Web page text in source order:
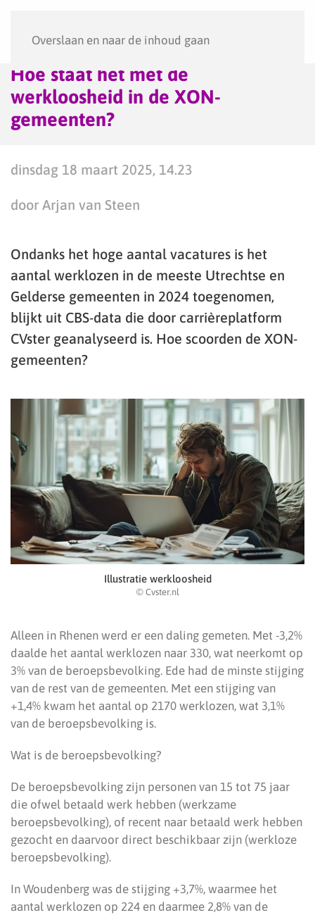
Overslaan en naar de inhoud gaan
Hoe staat het met de
werkloosheid in de XON-
gemeenten?
dinsdag 18 maart 2025, 14.23
door Arjan van Steen
Ondanks het hoge aantal vacatures is het
aantal werklozen in de meeste Utrechtse en
Gelderse gemeenten in 2024 toegenomen,
blijkt uit CBS-data die door carrièreplatform
CVster geanalyseerd is. Hoe scoorden de XON-
gemeenten?
Illustratie werkloosheid
© Cvster.nl
Alleen in Rhenen werd er een daling gemeten. Met -3,2%
daalde het aantal werklozen naar 330, wat neerkomt op
3% van de beroepsbevolking. Ede had de minste stijging
van de rest van de gemeenten. Met een stijging van
+1,4% kwam het aantal op 2170 werklozen, wat 3,1%
van de beroepsbevolking is.
Wat is de beroepsbevolking?
De beroepsbevolking zijn personen van 15 tot 75 jaar
die ofwel betaald werk hebben (werkzame
beroepsbevolking), of recent naar betaald werk hebben
gezocht en daarvoor direct beschikbaar zijn (werkloze
beroepsbevolking).
In Woudenberg was de stijging +3,7%, waarmee het
aantal werklozen op 224 en daarmee 2,8% van de